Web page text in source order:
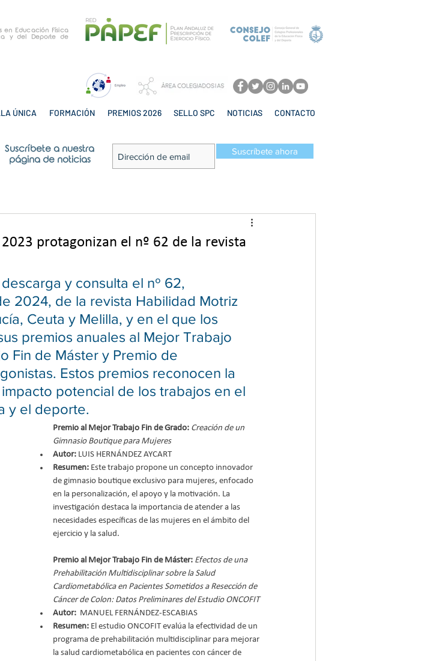
en Educación Física
y del Deporte de
ÚNICA FORMACIÓN PREMIOS 2026 SELLO SPC NOTICIAS CONTACTO
Suscríbete a nuestra
página de noticias
Suscríbete ahora
2023 protagonizan el nº 62 de la revista
y consulta el nº 62,
2024, de la revista Habilidad Motriz
Ceuta y Melilla, y en el que los
premios anuales al Mejor Trabajo
Fin de Máster y Premio de
Estos premios reconocen la
potencial de los trabajos en el
y el deporte.
Premio al Mejor Trabajo Fin de Grado: Creación de un
Gimnasio Boutique para Mujeres
Autor: LUIS HERNÁNDEZ AYCART
Resumen: Este trabajo propone un concepto innovador
de gimnasio boutique exclusivo para mujeres, enfocado
en la personalización, el apoyo y la motivación. La
investigación destaca la importancia de atender a las
necesidades específicas de las mujeres en el ámbito del
ejercicio y la salud.
Premio al Mejor Trabajo Fin de Máster: Efectos de una
Prehabilitación Multidisciplinar sobre la Salud
Cardiometabólica en Pacientes Sometidos a Resección de
Cáncer de Colon: Datos Preliminares del Estudio ONCOFIT
Autor: MANUEL FERNÁNDEZ-ESCABIAS
Resumen: El estudio ONCOFIT evalúa la efectividad de un
programa de prehabilitación multidisciplinar para mejorar
la salud cardiometabólica en pacientes con cáncer de